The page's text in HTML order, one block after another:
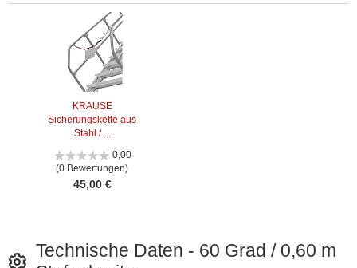
KRAUSE
Sicherungskette aus
Stahl / ...
0,00
(0 Bewertungen)
45,00 €
Technische Daten - 60 Grad / 0,60 m